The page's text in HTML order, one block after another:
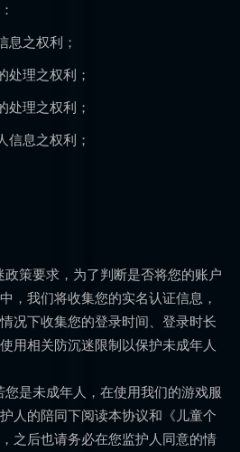
之权利；
理之权利；
理之权利；
息之权利；
策要求，为了判断是否将您的账户
，我们将收集您的实名认证信息，
况下收集您的登录时间、登录时长
用相关防沉迷限制以保护未成年人
是未成年人，在使用我们的游戏服
人的陪同下阅读本协议和《儿童个
之后也请务必在您监护人同意的情